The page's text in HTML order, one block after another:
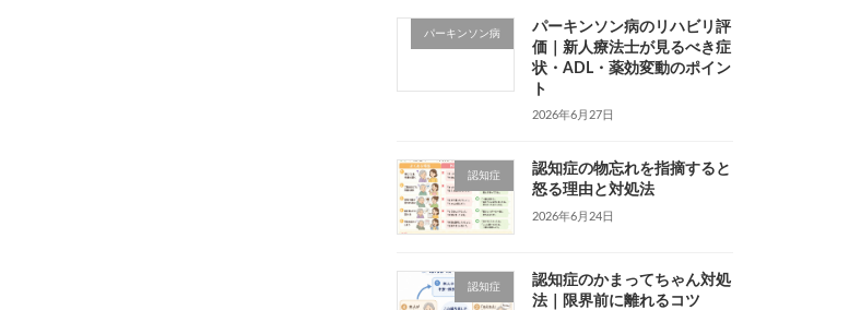
パーキンソン病
パーキンソン病のリハビリ評
価｜新人療法士が見るべき症
状・ADL・薬効変動のポイン
ト
2026年6月27日
認知症
認知症の物忘れを指摘すると
怒る理由と対処法
2026年6月24日
認知症
認知症のかまってちゃん対処
法｜限界前に離れるコツ